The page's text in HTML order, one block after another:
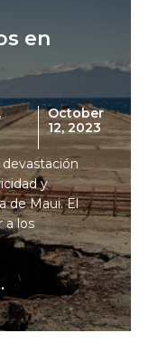
en
October
12, 2023
y
de Maui. El
a los